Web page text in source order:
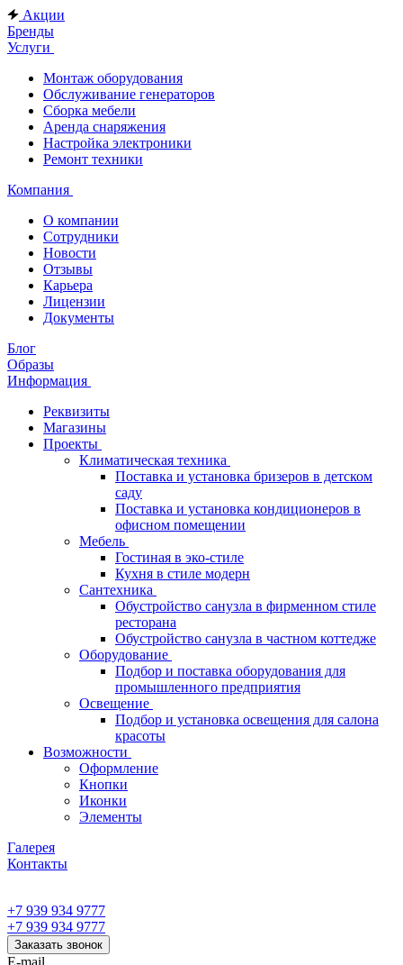
Акции
Бренды
Услуги
Монтаж оборудования
Обслуживание генераторов
Сборка мебели
Аренда снаряжения
Настройка электроники
Ремонт техники
Компания
О компании
Сотрудники
Новости
Отзывы
Карьера
Лицензии
Документы
Блог
Образы
Информация
Реквизиты
Магазины
Проекты
Климатическая техника
Поставка и установка бризеров в детском
саду
Поставка и установка кондиционеров в
офисном помещении
Мебель
Гостиная в эко-стиле
Кухня в стиле модерн
Сантехника
Обустройство санузла в фирменном стиле
ресторана
Обустройство санузла в частном коттедже
Оборудование
Подбор и поставка оборудования для
промышленного предприятия
Освещение
Подбор и установка освещения для салона
красоты
Возможности
Оформление
Кнопки
Иконки
Элементы
Галерея
Контакты
+7 939 934 9777
+7 939 934 9777
Заказать звонок
E-mail